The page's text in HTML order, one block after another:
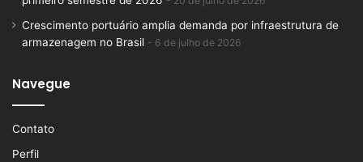
Crescimento portuário amplia demanda por infraestrutura de
armazenagem no Brasil
6 de julho de 2026
Navegue
Contato
Perfil